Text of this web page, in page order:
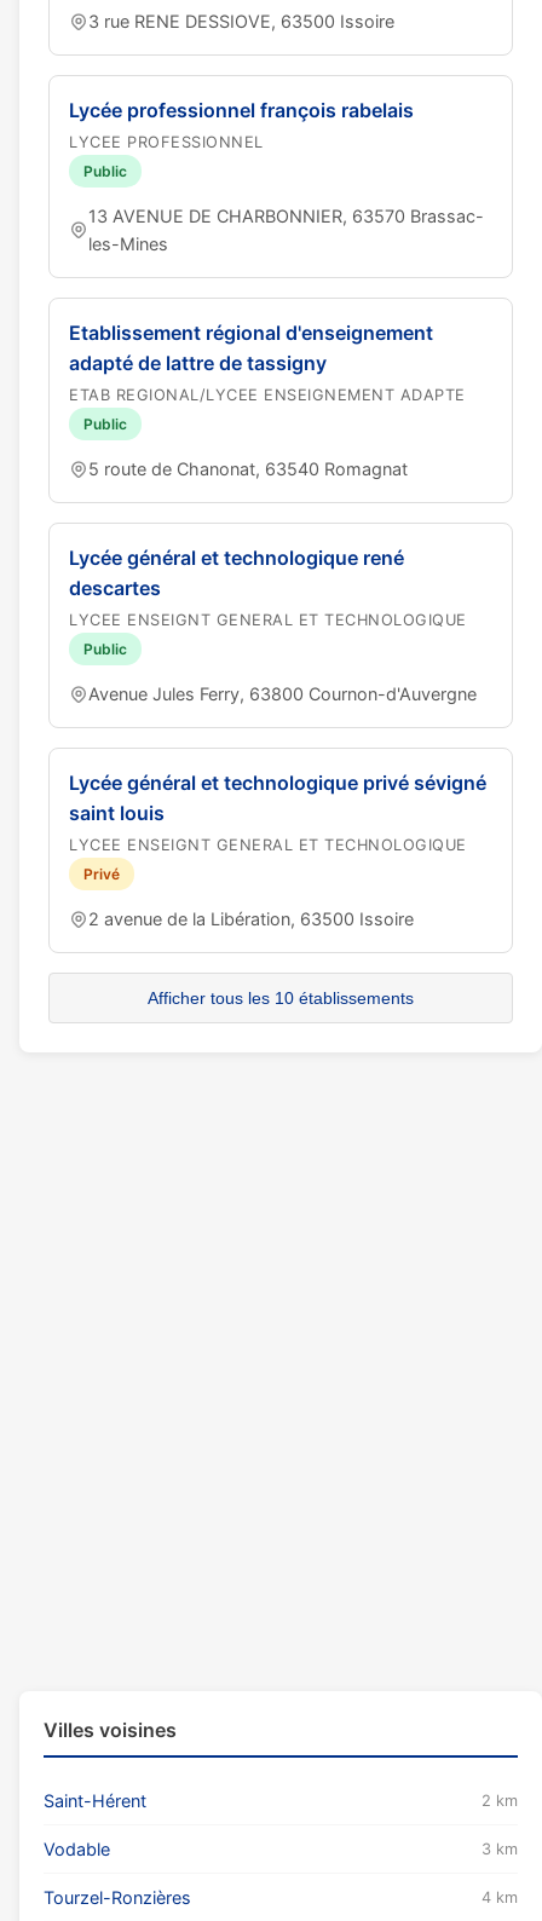
3 rue RENE DESSIOVE, 63500 Issoire
Lycée professionnel françois rabelais
LYCEE PROFESSIONNEL
Public
13 AVENUE DE CHARBONNIER, 63570 Brassac-
les-Mines
Etablissement régional d'enseignement
adapté de lattre de tassigny
ETAB REGIONAL/LYCEE ENSEIGNEMENT ADAPTE
Public
5 route de Chanonat, 63540 Romagnat
Lycée général et technologique rené
descartes
LYCEE ENSEIGNT GENERAL ET TECHNOLOGIQUE
Public
Avenue Jules Ferry, 63800 Cournon-d'Auvergne
Lycée général et technologique privé sévigné
saint louis
LYCEE ENSEIGNT GENERAL ET TECHNOLOGIQUE
Privé
2 avenue de la Libération, 63500 Issoire
Afficher tous les 10 établissements
Villes voisines
Saint-Hérent 2 km
Vodable 3 km
Tourzel-Ronzières 4 km